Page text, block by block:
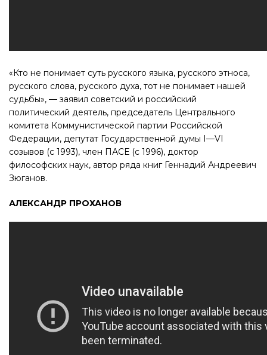
«Кто не понимает суть русского языка, русского этноса,
русского слова, русского духа, тот не понимает нашей
судьбы», — заявил советский и российский
политический деятель, председатель Центрального
комитета Коммунистической партии Российской
Федерации, депутат Государственной думы I—VI
созывов (с 1993), член ПАСЕ (с 1996), доктор
философских наук, автор ряда книг Геннадий Андреевич
Зюганов.
АЛЕКСАНДР ПРОХАНОВ